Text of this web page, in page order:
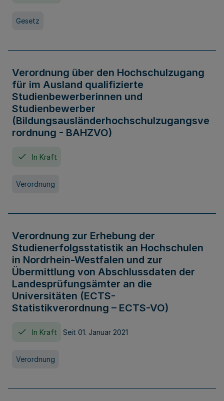
Gesetz
Verordnung über den Hochschulzugang
für im Ausland qualifizierte
Studienbewerberinnen und
Studienbewerber
(Bildungsausländerhochschulzugangsve
rordnung - BAHZVO)
In Kraft
Verordnung
Verordnung zur Erhebung der
Studienerfolgsstatistik an Hochschulen
in Nordrhein-Westfalen und zur
Übermittlung von Abschlussdaten der
Landesprüfungsämter an die
Universitäten (ECTS-
Statistikverordnung – ECTS-VO)
In Kraft Seit 01. Januar 2021
Verordnung